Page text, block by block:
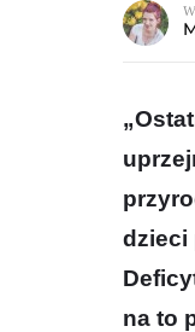
dzieci
na to